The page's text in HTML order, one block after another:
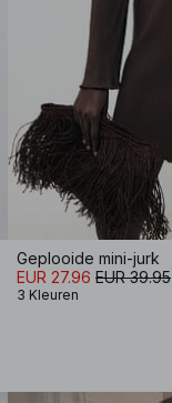
Geplooide mini-jurk
EUR 27.96 EUR 39.95
3 Kleuren